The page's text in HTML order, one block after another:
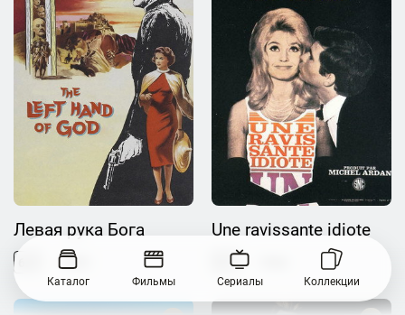
Левая рука Бога
1955
Une ravissante idiote
5.7
Каталог Фильмы Сериалы Коллекции